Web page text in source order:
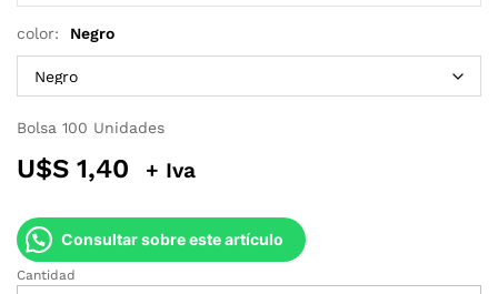
color: Negro
Bolsa 100 Unidades
U$S 1,40 + Iva
Consultar sobre este artículo
Precintos
Cantidad